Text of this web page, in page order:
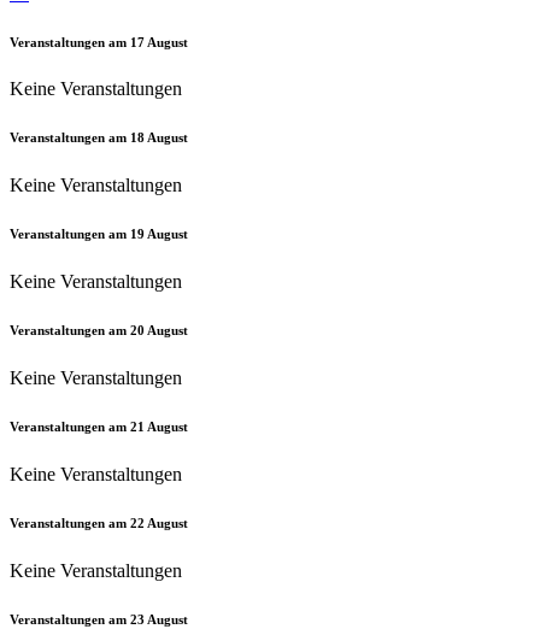
Veranstaltungen am 17 August
Keine Veranstaltungen
Veranstaltungen am 18August
Keine Veranstaltungen
Veranstaltungen am 19 August
Keine Veranstaltungen
Veranstaltungen am 20 August
Keine Veranstaltungen
Veranstaltungen am 21 August
Keine Veranstaltungen
Veranstaltungen am 22 August
Keine Veranstaltungen
Veranstaltungen am 23 August